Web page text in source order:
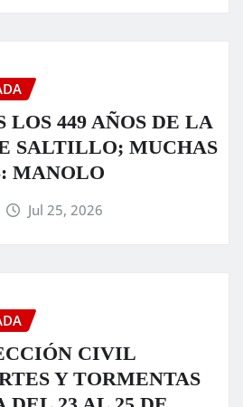
LOS 449 AÑOS DE LA
SALTILLO; MUCHAS
MANOLO
Jul 25, 2026
CIVIL
Y TORMENTAS